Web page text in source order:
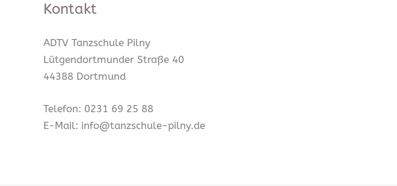
Kontakt
ADTV Tanzschule Pilny
Lütgendortmunder Straße 40
44388 Dortmund
Telefon: 0231 69 25 88
E-Mail: info@tanzschule-pilny.de